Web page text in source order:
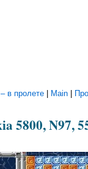
в пролете Main
5800, N97,